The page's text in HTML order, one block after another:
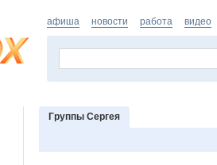
афиша новости работа видео
Группы Сергея